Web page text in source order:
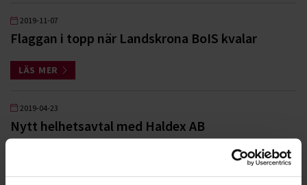
2019-11-07
Flaggan i topp när Landskrona BoIS kvalar
LÄS MER
2019-04-23
Nytt helhetsavtal med Haldex AB